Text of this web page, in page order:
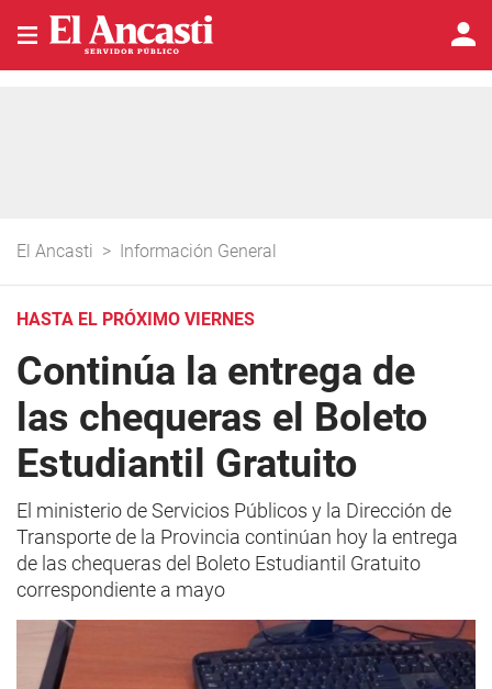
El Ancasti > Información General
HASTA EL PRÓXIMO VIERNES
Continúa la entrega de
las chequeras el Boleto
Estudiantil Gratuito
El ministerio de Servicios Públicos y la Dirección de
Transporte de la Provincia continúan hoy la entrega
de las chequeras del Boleto Estudiantil Gratuito
correspondiente a mayo